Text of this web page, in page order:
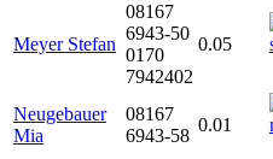
Meyer Stefan
08167
6943-50
0170
7942402
0.05
Neugebauer
Mia
08167
6943-58
0.01